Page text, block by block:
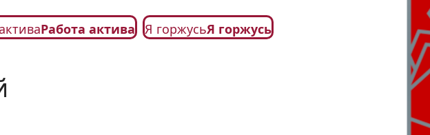
Работа актива Я горжусьЯ горжусь